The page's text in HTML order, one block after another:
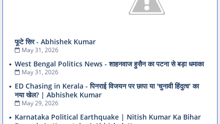
फूटे सिर - Abhishek Kumar
May 31, 2026
West Bengal Politics News - शाहनवाज हुसैन का पटना से बड़ा धमाका
May 31, 2026
ED Chasing in Kerala - पिनराई विजयन पर छापा या 'चुनावी हिंदुत्व' का
नया खेल? | Abhishek Kumar
May 29, 2026
Karnataka Political Earthquake | Nitish Kumar Ka Bihar